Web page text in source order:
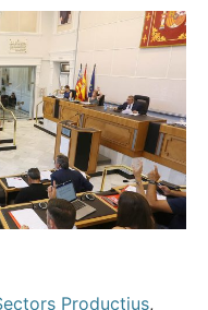
Productius,